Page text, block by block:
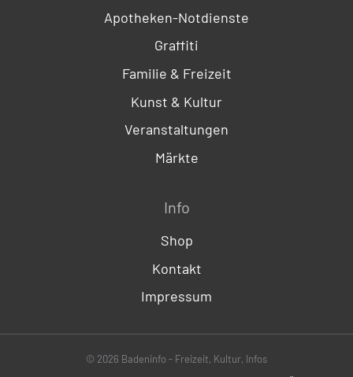
Apotheken-Notdienste
Graffiti
Familie & Freizeit
Kunst & Kultur
Veranstaltungen
Märkte
Info
Shop
Kontakt
Impressum
© 2026 Badeninfo - Freizeit, Kultur, Infos